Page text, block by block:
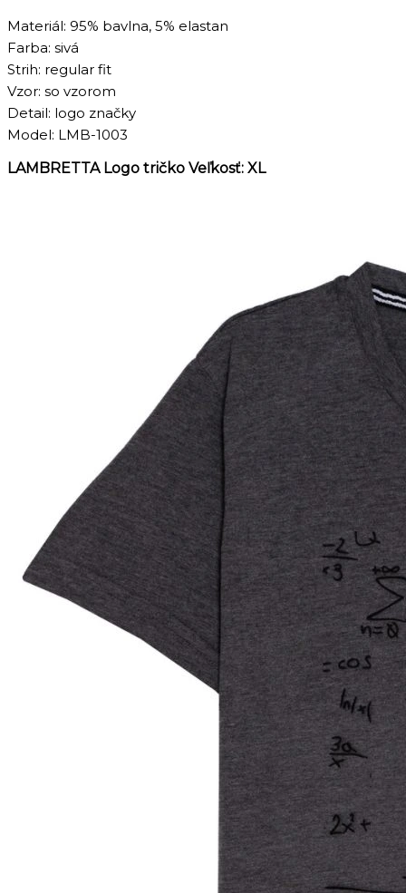
Materiál: 95% bavlna, 5% elastan
Farba: sivá
Strih: regular fit
Vzor: so vzorom
Detail: logo značky
Model: LMB-1003
LAMBRETTA Logo tričko Veľkosť: XL